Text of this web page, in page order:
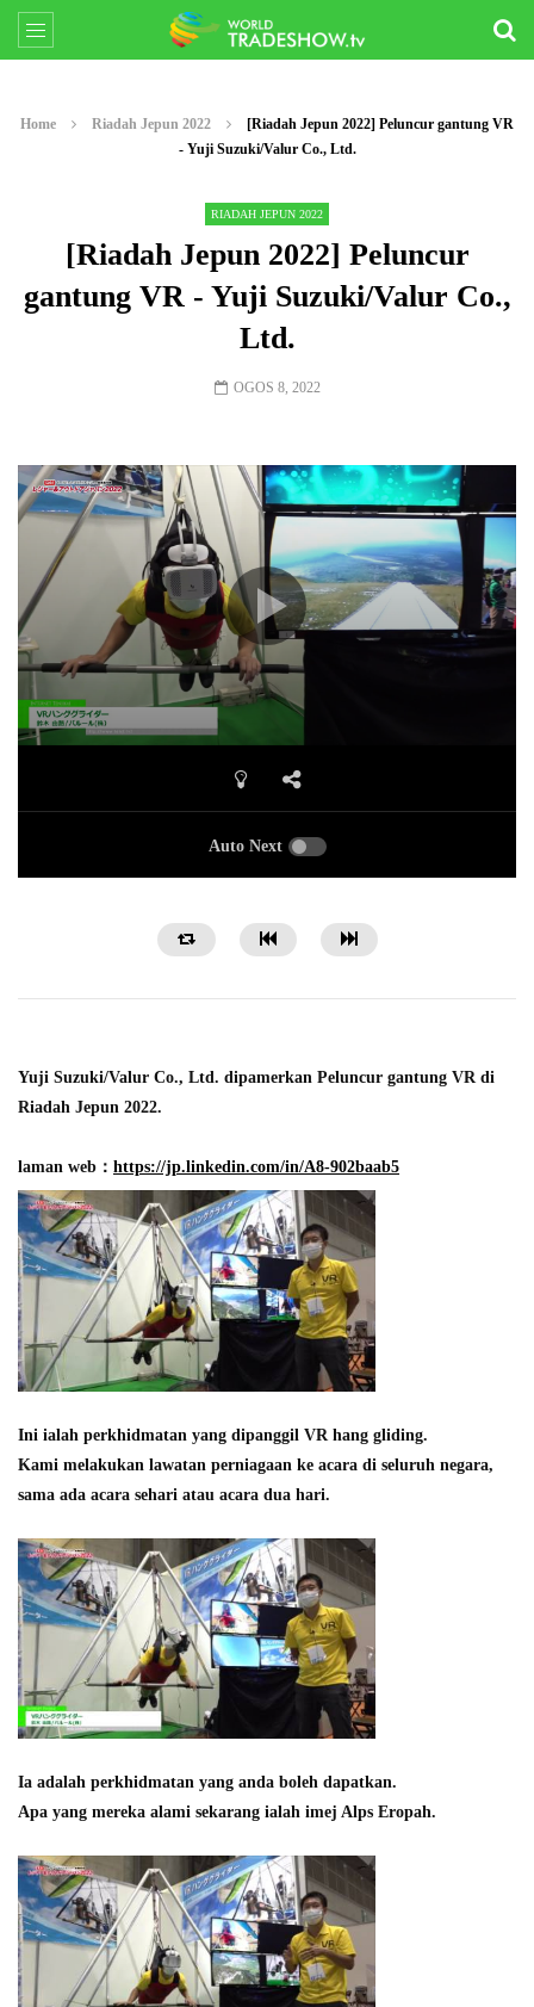
Home Riadah Jepun 2022
[Riadah Jepun 2022] Peluncur gantung VR
- Yuji Suzuki/Valur Co., Ltd.
RIADAH JEPUN 2022
[Riadah Jepun 2022] Peluncur
gantung VR - Yuji Suzuki/Valur Co.,
Ltd.
OGOS 8, 2022
Auto Next
Yuji Suzuki/Valur Co., Ltd. dipamerkan Peluncur gantung VR di
Riadah Jepun 2022.
laman web： https://jp.linkedin.com/in/A8-902baab5
Ini ialah perkhidmatan yang dipanggil VR hang gliding.
Kami melakukan lawatan perniagaan ke acara di seluruh negara,
sama ada acara sehari atau acara dua hari.
Ia adalah perkhidmatan yang anda boleh dapatkan.
Apa yang mereka alami sekarang ialah imej Alps Eropah.